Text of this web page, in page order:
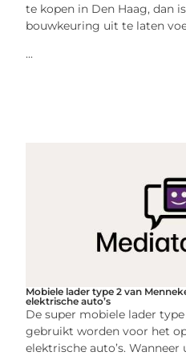
te kopen in Den Haag, dan
bouwkeuring uit te laten
...
Mobiele lader type 2 van
elektrische auto’s
De super mobiele lader
gebruikt worden voor het
elektrische auto’s.